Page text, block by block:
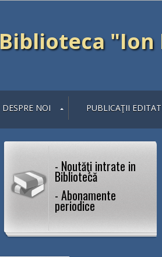
Biblioteca "Ion
DESPRE NOI PUBLICAŢII
- Noutăţi intrate in
Bibliotecă
- Abonamente
periodice